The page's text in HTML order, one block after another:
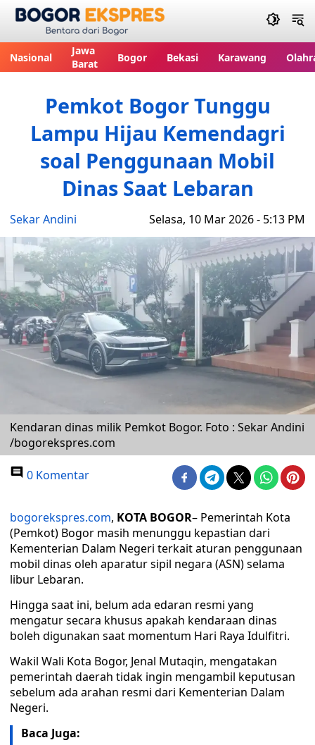
Nasional
Jawa
Barat
Bogor Bekasi Karawang
Pemkot Bogor Tunggu
Lampu Hijau Kemendagri
soal Penggunaan Mobil
Dinas Saat Lebaran
Sekar Andini Selasa, 10 Mar 2026 - 5:13 PM
Kendaran dinas milik Pemkot Bogor. Foto : Sekar Andini
/bogorekspres.com
0 Komentar
bogorekspres.com, KOTA BOGOR– Pemerintah Kota
(Pemkot) Bogor masih menunggu kepastian dari
Kementerian Dalam Negeri terkait aturan penggunaan
mobil dinas oleh aparatur sipil negara (ASN) selama
libur Lebaran.
Hingga saat ini, belum ada edaran resmi yang
mengatur secara khusus apakah kendaraan dinas
boleh digunakan saat momentum Hari Raya Idulfitri.
Wakil Wali Kota Bogor, Jenal Mutaqin, mengatakan
pemerintah daerah tidak ingin mengambil keputusan
sebelum ada arahan resmi dari Kementerian Dalam
Negeri.
Baca Juga: